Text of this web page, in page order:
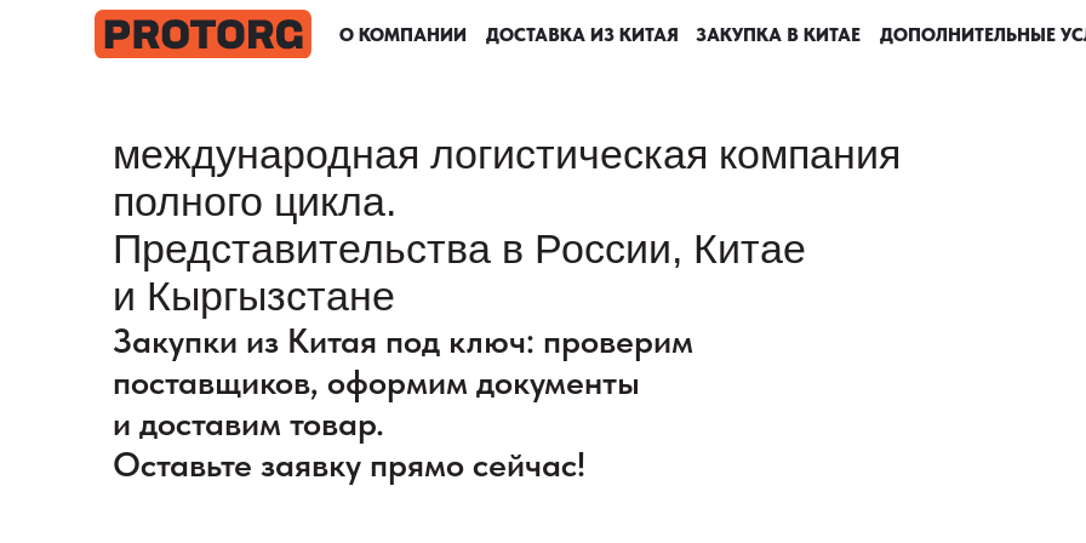
ДОПОЛНИТЕЛЬНЫЕ
О КОМПАНИИ ДОСТАВКА ИЗ КИТАЯ ЗАКУПКА В КИТАЕ ДОПОЛНИТЕЛЬНЫЕ
О КОМПАНИИ ДОСТАВКА ИЗ КИТАЯ ЗАКУПКА В КИТАЕ
международная логистическая компания
полного цикла.
Представительства в России, Китае
и Кыргызстане
Закупки из Китая под ключ: проверим
поставщиков, оформим документы
и доставим товар.
Оставьте заявку прямо сейчас!
ДОПОЛНИТЕЛЬНЫЕ
О КОМПАНИИ ДОСТАВКА ИЗ КИТАЯ ЗАКУПКА В КИТАЕ ДОПОЛНИТЕЛЬНЫЕ
О КОМПАНИИ ДОСТАВКА ИЗ КИТАЯ ЗАКУПКА В КИТАЕ